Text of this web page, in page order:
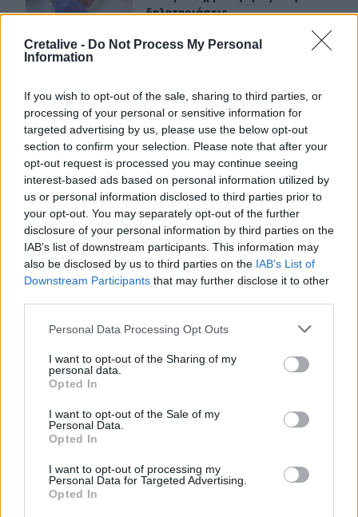
Cretalive - Do Not Process My Personal
Information
If you wish to opt-out of the sale, sharing to third parties, or
processing of your personal or sensitive information for
targeted advertising by us, please use the below opt-out
section to confirm your selection. Please note that after your
opt-out request is processed you may continue seeing
interest-based ads based on personal information utilized by
us or personal information disclosed to third parties prior to
your opt-out. You may separately opt-out of the further
disclosure of your personal information by third parties on the
IAB’s list of downstream participants. This information may
also be disclosed by us to third parties on the IAB’s List of
Downstream Participants that may further disclose it to other
Personal Data Processing Opt Outs
I want to opt-out of the Sharing of my
personal data.
Opted In
I want to opt-out of the Sale of my
Personal Data.
Opted In
I want to opt-out of processing my
Personal Data for Targeted Advertising.
Opted In
δηλητηριάσεις
είχε 52χρονος
Ηράκλειο: Σύλληψη ζευγαριού για ναρκωτικά –
ΚΡΗΤΗ 10:23
Ηράκλειο: Σύλληψη ζευγαριού για
Ηράκλειο: Σύλληψη ζευγαριού
για ναρκωτικά – Κατασχέθηκε
σχεδόν μισό κιλό κάνναβης